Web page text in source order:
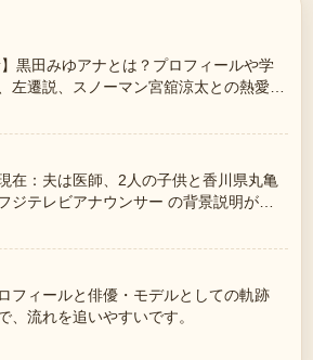
】黒田みゆアナとは？プロフィールや学
左遷説、スノーマン宮舘涼太との熱愛を
いますが、この解説は落ち着いていて
在：夫は医師、2人の子供と香川県丸亀
ジテレビアナウンサー の背景説明が助
ブ更新を続けてください。
フィールと俳優・モデルとしての軌跡
、流れを追いやすいです。